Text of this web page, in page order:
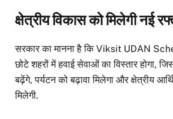
क्षेत्रीय विकास को मिलेगी नई
सरकार का मानना है कि Viksit UDAN
छोटे शहरों में हवाई सेवाओं का विस्तार होगा,
बढ़ेंगे, पर्यटन को बढ़ावा मिलेगा और क्षेत्रीय
मिलेगी.